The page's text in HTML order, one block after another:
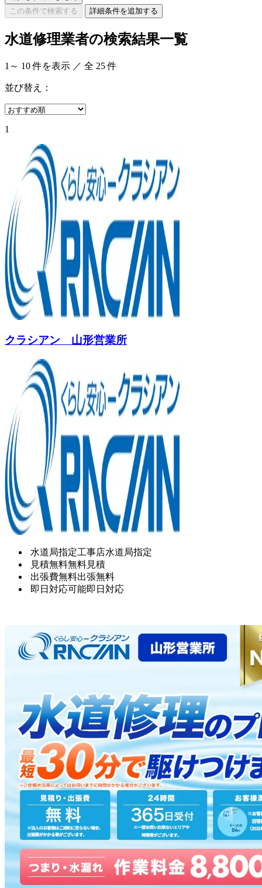
この条件で検索する
詳細条件を追加する
水道修理業者の検索結果一覧
1 ～ 10 件を表示 ／ 全 25件
並び替え：
1
クラシアン 山形営業所
水道局指定工事店水道局指定
見積無料無料見積
出張費無料出張無料
即日対応可能即日対応